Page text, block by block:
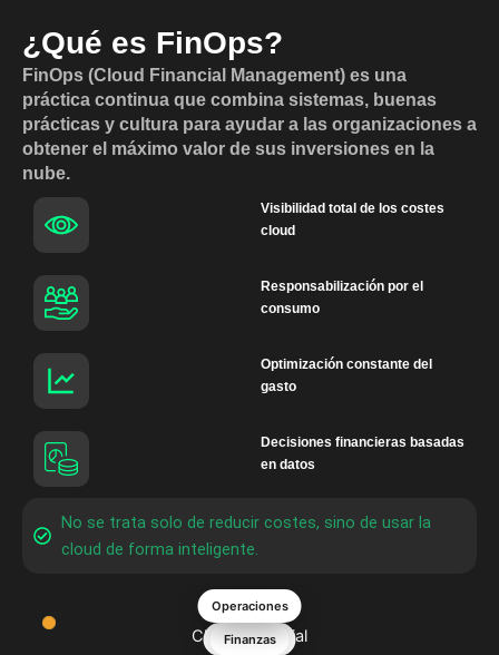
¿Qué es FinOps?
FinOps (Cloud Financial Management) es una
práctica continua que combina sistemas, buenas
prácticas y cultura para ayudar a las organizaciones a
obtener el máximo valor de sus inversiones en la
nube.
Visibilidad total de los costes
cloud
Responsabilización por el
consumo
Optimización constante del
gasto
Decisiones financieras basadas
en datos
No se trata solo de reducir costes, sino de usar la
cloud de forma inteligente.
FinOps
Cloud Financial
Tecnología
Finanzas
Negocio
Operaciones